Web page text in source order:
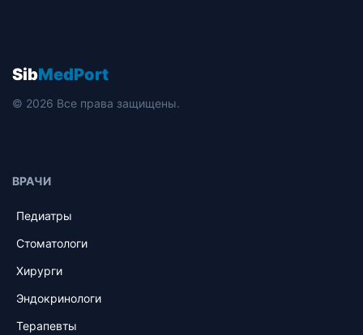
SibMedPort
© 2026 Все права защищены.
ВРАЧИ
Педиатры
Стоматологи
Хирурги
Эндокринологи
Терапевты